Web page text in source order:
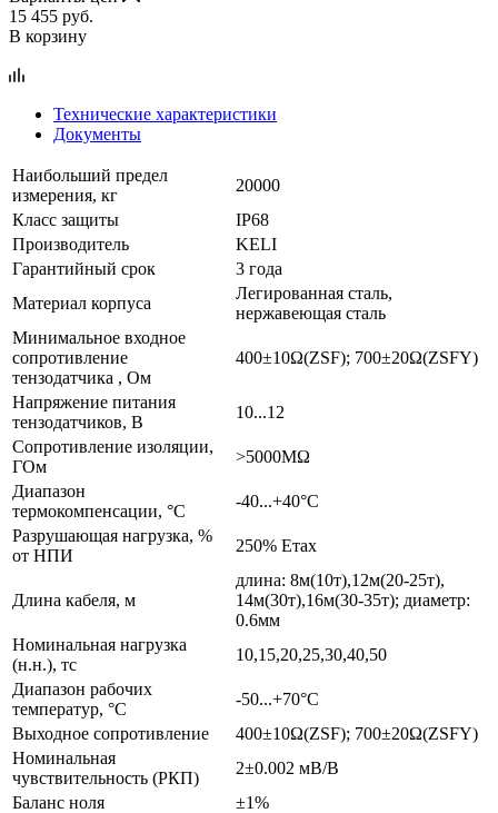
15 455 руб.
В корзину
Технические характеристики
Документы
Наибольший предел
измерения, кг
20000
Класс защиты
IР68
Производитель
KELI
Гарантийный срок
3 года
Материал корпуса
Легированная сталь,
нержавеющая сталь
Минимальное входное
сопротивление
тензодатчика , Ом
400±10Ω(ZSF); 700±20Ω(ZSFY)
Напряжение питания
тензодатчиков, В
10...12
Сопротивление изоляции,
ГОм
>5000МΩ
Диапазон
термокомпенсации, °С
-40...+40°С
Разрушающая нагрузка, %
от НПИ
250% Етах
Длина кабеля, м
длина: 8м(10т),12м(20-25т),
14м(30т),16м(30-35т); диаметр:
0.6мм
Номинальная нагрузка
(н.н.), тс
10,15,20,25,30,40,50
Диапазон рабочих
температур, °С
-50...+70°С
Выходное сопротивление
400±10Ω(ZSF); 700±20Ω(ZSFY)
Номинальная
чувствительность (РКП)
2±0.002 мВ/В
Баланс ноля
±1%